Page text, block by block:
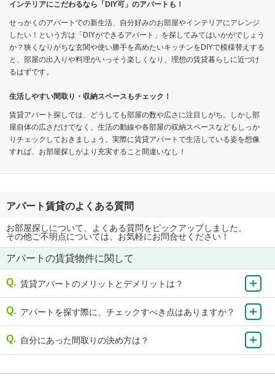
インテリアにこだわるなら「DIY可」のアパートも！
せっかくのアパートでの新生活、自分好みのお部屋やインテリアにアレンジ
したい！という方は「DIYができるアパート」を探してみてはいかがでしょう
か？狭くなりがちな玄関や使い勝手を高めたいキッチンをDIYで模様替えする
と、部屋の出入りや料理がいっそう楽しくなり、理想の賃貸暮らしに近づけ
るはずです。
生活しやすい間取り・収納スペースもチェック！
賃貸アパート探しでは、どうしても部屋の数や広さに注目しがち。しかし部
屋自体の広さだけでなく、生活の動線や各部屋の収納スペースなどもしっか
りチェックしておきましょう。実際に賃貸アパートで生活している姿を想像
すれば、お部屋探しがより充実すること間違いなし！
アパート賃貸のよくある質問
お部屋探しについて、よくある質問をピックアップしました。
その他ご不明点については、お気軽にお問合せください！
アパートの賃貸物件に関して
賃貸アパートのメリットとデメリットは？
アパートを探す際に、チェックすべき点はありますか？
自分にあった間取りの決め方は？